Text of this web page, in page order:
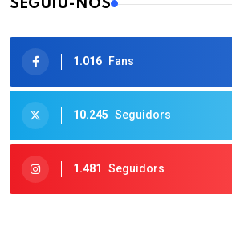
SEGUIU-NOS
1.016 Fans
10.245 Seguidors
1.481 Seguidors